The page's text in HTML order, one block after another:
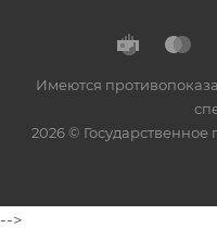
Имеются
2026 ©
-->